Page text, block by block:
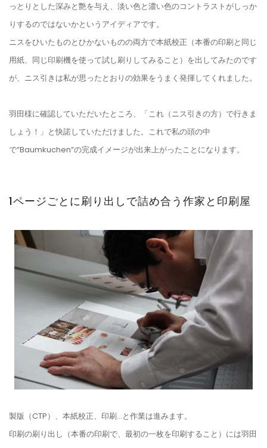
っとりとした深みと艶を与え、淡い色と濃い色のコントラストがしっか
りするのではないかというアイディアです。
ニスをひいたものとひかないものの両方で本紙校正（本番の印刷と同じ
用紙、同じ印刷機を使って試し刷りしてみること）を出してみたのです
が、ニス引きは私が思ったとおりの効果をうまく発揮してくれました。
羽田様に確認していただいたところ、「これ（ニス引きの方）で行きま
しょう！」と快諾していただけました。これで私の頭の中
で“Baumkuchen”の完成イメージが出来上がったことになります。
1ページごとに刷り出しで詰め合う作家と印刷屋
製版（CTP）、本紙校正、印刷…と作業は進みます。
印刷の刷り出し（本番の印刷で、最初の一枚を印刷すること）には羽田